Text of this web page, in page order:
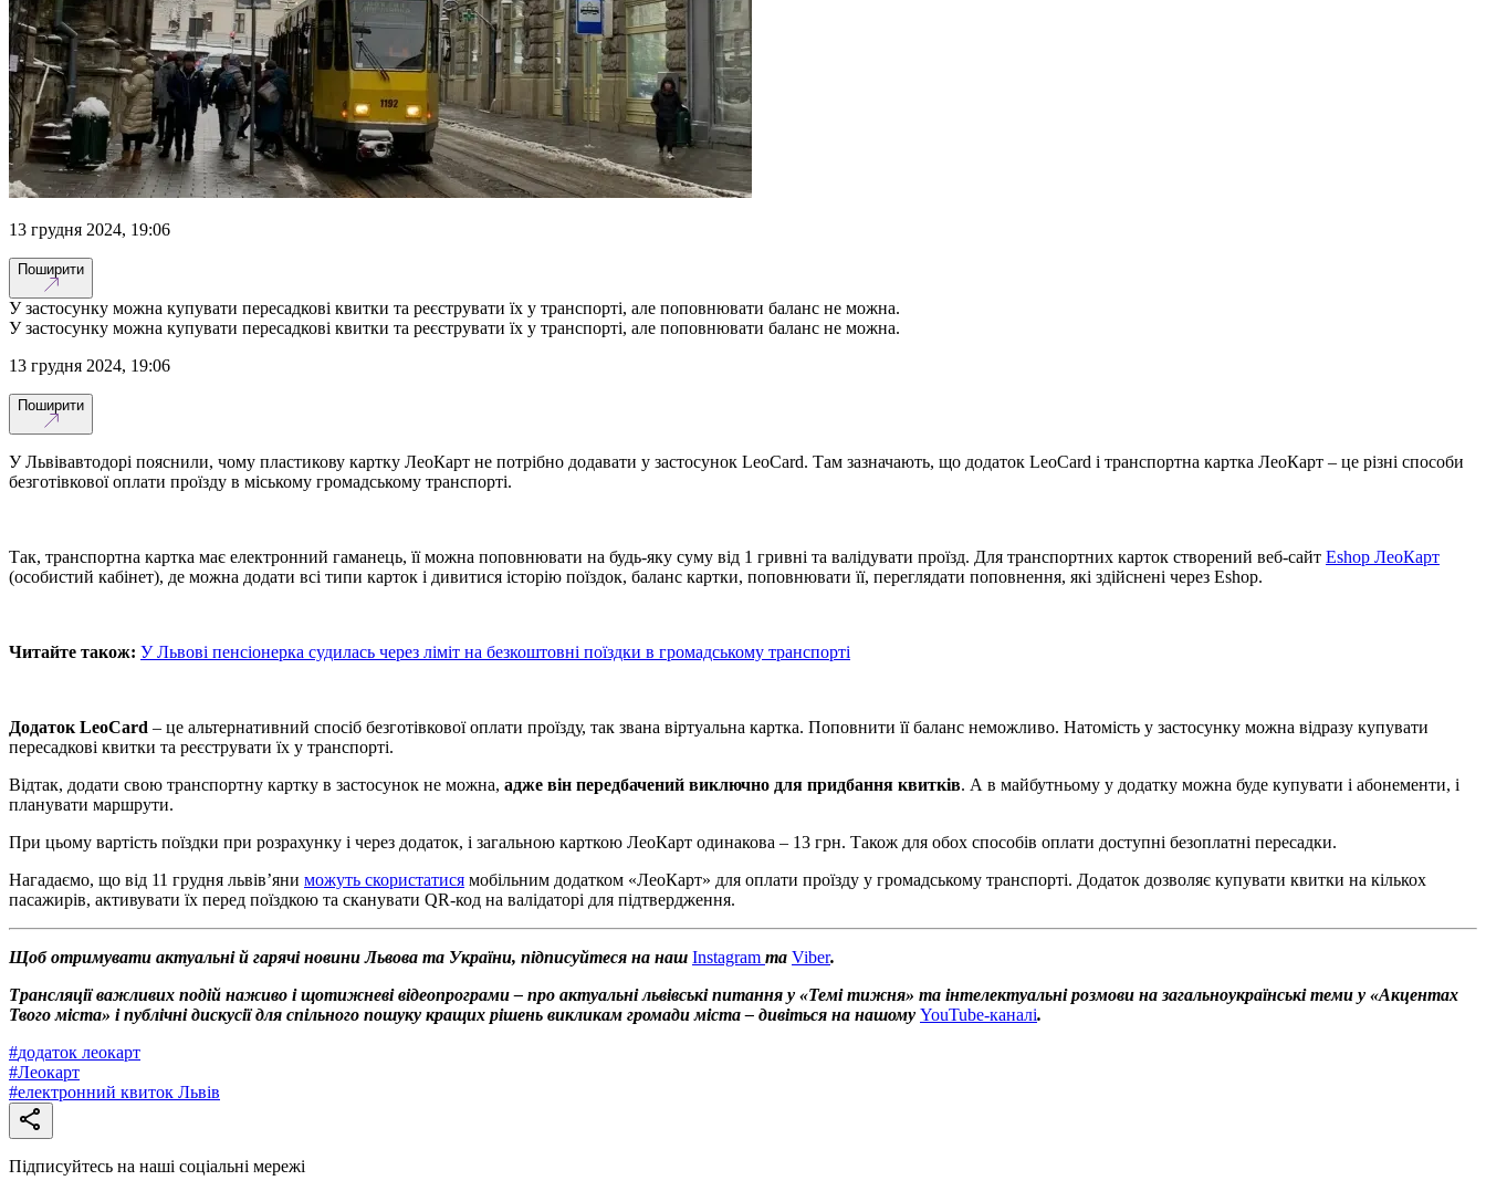
13 грудня 2024, 19:06
Поширити
У застосунку можна купувати пересадкові квитки та реєструвати їх у транспорті, але поповнювати баланс не можна.
У застосунку можна купувати пересадкові квитки та реєструвати їх у транспорті, але поповнювати баланс не можна.
13 грудня 2024, 19:06
Поширити
У Львівавтодорі пояснили, чому пластикову картку ЛеоКарт не потрібно додавати у застосунок LeoСard. Там зазначають, що додаток LeoСard і транспортна картка ЛеоКарт – це різні способи
безготівкової оплати проїзду в міському громадському транспорті.
Так, транспортна картка має електронний гаманець, її можна поповнювати на будь-яку суму від 1 гривні та валідувати проїзд. Для транспортних карток створений веб-сайт Eshop ЛеоКарт
(особистий кабінет), де можна додати всі типи карток і дивитися історію поїздок, баланс картки, поповнювати її, переглядати поповнення, які здійснені через Eshop.
Читайте також: У Львові пенсіонерка судилась через ліміт на безкоштовні поїздки в громадському транспорті
Додаток LeoСard – це альтернативний спосіб безготівкової оплати проїзду, так звана віртуальна картка. Поповнити її баланс неможливо. Натомість у застосунку можна відразу купувати
пересадкові квитки та реєструвати їх у транспорті.
Відтак, додати свою транспортну картку в застосунок не можна, адже він передбачений виключно для придбання квитків. А в майбутньому у додатку можна буде купувати і абонементи, і
планувати маршрути.
При цьому вартість поїздки при розрахунку і через додаток, і загальною карткою ЛеоКарт одинакова – 13 грн. Також для обох способів оплати доступні безоплатні пересадки.
Нагадаємо, що від 11 грудня львів’яни можуть скористатися мобільним додатком «ЛеоКарт» для оплати проїзду у громадському транспорті. Додаток дозволяє купувати квитки на кількох
пасажирів, активувати їх перед поїздкою та сканувати QR-код на валідаторі для підтвердження.
Щоб отримувати актуальні й гарячі новини Львова та України, підписуйтеся на наш Instagram та Viber.
Трансляції важливих подій наживо і щотижневі відеопрограми – про актуальні львівські питання у «Темі тижня» та інтелектуальні розмови на загальноукраїнські теми у «Акцентах
Твого міста» і публічні дискусії для спільного пошуку кращих рішень викликам громади міста – дивіться на нашому YouTube-каналі.
#додаток леокарт
#Леокарт
#електронний квиток Львів
Підписуйтесь на наші соціальні мережі